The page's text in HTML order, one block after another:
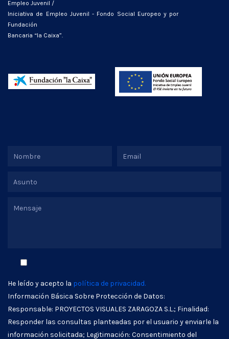
Empleo Juvenil /
Iniciativa de Empleo Juvenil - Fondo Social Europeo y por
Fundación
Bancaria “la Caixa”.
He leído y acepto la política de privacidad.
Información Básica Sobre Protección de Datos:
Responsable: PROYECTOS VISUALES ZARAGOZA S.L.; Finalidad:
Responder las consultas planteadas por el usuario y enviarle la
información solicitada; Legitimación: Consentimiento del